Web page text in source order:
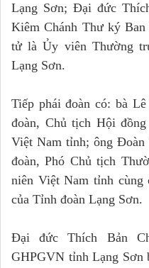
Lạng Sơn; Đại đức
Kiêm Chánh Thư ký
tử là Ủy viên Thường
Lạng Sơn.
Tiếp phái đoàn có: bà
đoàn, Chủ tịch Hội
Việt Nam tỉnh; ông
đoàn, Phó Chủ tịch
niên Việt Nam tỉnh cùng
của Tỉnh đoàn Lạng Sơn.
Đại đức Thích Bản
GHPGVN tỉnh Lạng Sơn